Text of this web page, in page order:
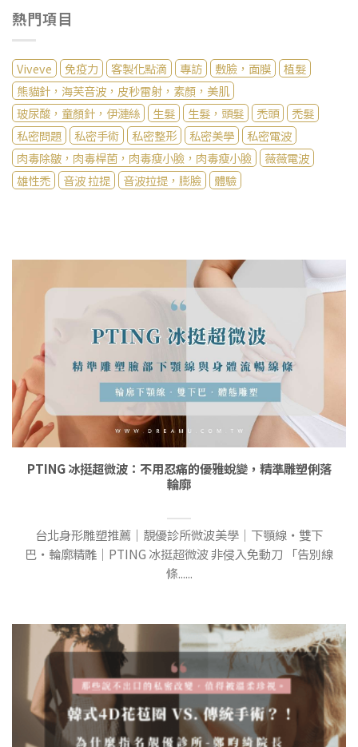
熱門項目
Viveve 免疫力 客製化點滴 專訪 敷臉，面膜
植髮
熊貓針，海芙音波，皮秒雷射，素顏，美肌
玻尿酸，童顏針，伊漣絲
生髮 生髮，頭髮 禿頭
禿髮
私密問題
私密手術 私密整形 私密美學
私密電波
肉毒除皺，肉毒桿菌，肉毒瘦小臉，肉毒瘦小臉
薇薇電波
雄性禿
音波 拉提 音波拉提，膨臉 體驗
PTING 冰挺超微波：不用忍痛的優雅蛻變，精準雕塑俐落
輪廓
台北身形雕塑推薦｜靚優診所微波美學｜下顎線・雙下
巴・輪廓精雕｜PTING 冰挺超微波 非侵入免動刀 「告別線
條......